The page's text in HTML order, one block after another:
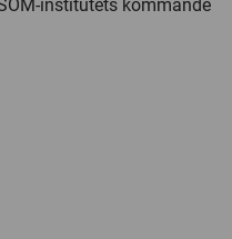
institutets kommande